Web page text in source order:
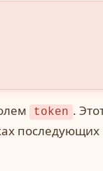
token .
последующих